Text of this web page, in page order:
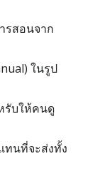
รสอนจาก
ในรูป
รับให้คนดู
ทนที่จะส่งทั้ง